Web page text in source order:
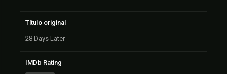
Título original
28 Days Later
IMDb Rating